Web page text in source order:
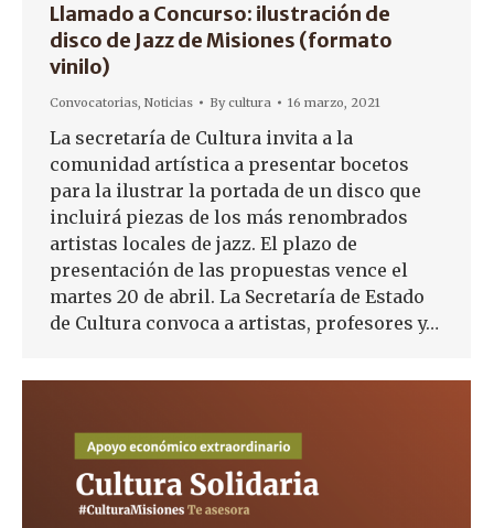
Llamado a Concurso: ilustración de
disco de Jazz de Misiones (formato
vinilo)
Convocatorias, Noticias Bycultura 16 marzo, 2021
La secretaría de Cultura invita a la
comunidad artística a presentar bocetos
para la ilustrar la portada de un disco que
incluirá piezas de los más renombrados
artistas locales de jazz. El plazo de
presentación de las propuestas vence el
martes 20 de abril. La Secretaría de Estado
de Cultura convoca a artistas, profesores y…